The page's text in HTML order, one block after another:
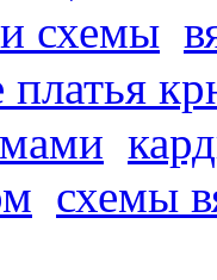
схемы
платья
схемы